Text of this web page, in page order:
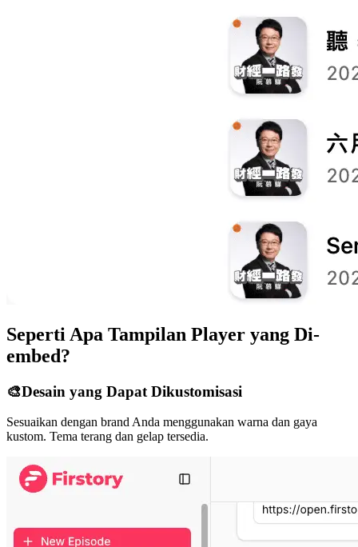
Seperti Apa Tampilan Player yang Di-
embed?
🎨Desain yang Dapat Dikustomisasi
Sesuaikan dengan brand Anda menggunakan warna dan gaya
kustom. Tema terang dan gelap tersedia.